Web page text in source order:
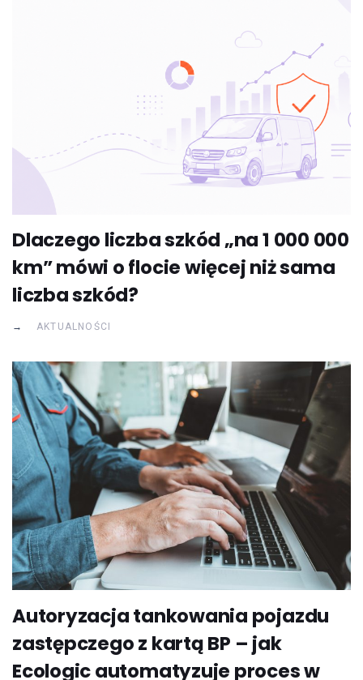
Dlaczego liczba szkód „na 1 000 000
km” mówi o flocie więcej niż sama
liczba szkód?
AKTUALNOŚCI
Autoryzacja tankowania pojazdu
zastępczego z kartą BP – jak
Ecologic automatyzuje proces w